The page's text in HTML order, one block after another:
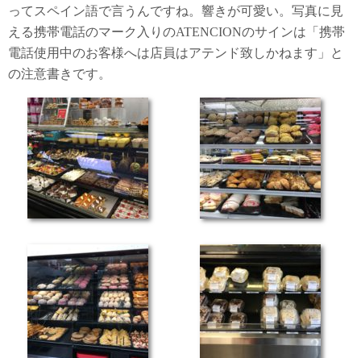
ってスペイン語で言うんですね。響きが可愛い。写真に見
える携帯電話のマーク入りのATENCIONのサインは「携帯
電話使用中のお客様へは店員はアテンド致しかねます」と
の注意書きです。